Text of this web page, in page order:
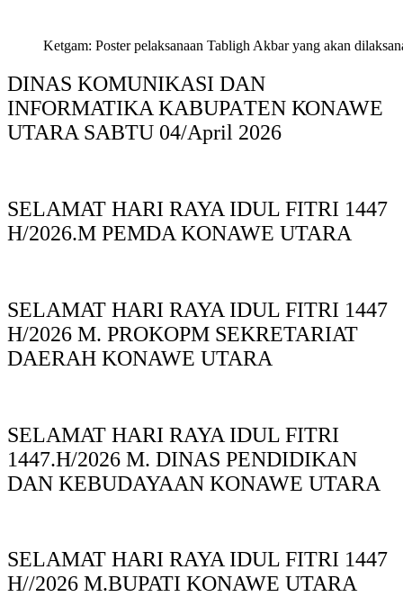
Ketgam: Poster pelaksanaan Tabligh Akbar yang akan
DINAS KOMUNIKASI DAN
INFORMATIKA KABUPAΤΕΝ ΚΟNAWE
UTARA SABTU 04/April 2026
SELAMAT HARI RAYA IDUL FITRI 1447
H/2026.M PEMDA KONAWE UTARA
SELAMAT HARI RAYA IDUL FITRI 1447
H/2026 M. PROKOPM SEKRETARIAT
DAERAH KONAWE UTARA
SELAMAT HARI RAYA IDUL FITRI
1447.H/2026 M. DINAS PENDIDIKAN
DAN KEBUDAYAAN KONAWE UTARA
SELAMAT HARI RAYA IDUL FITRI 1447
H//2026 M.BUPATI KONAWE UTARA